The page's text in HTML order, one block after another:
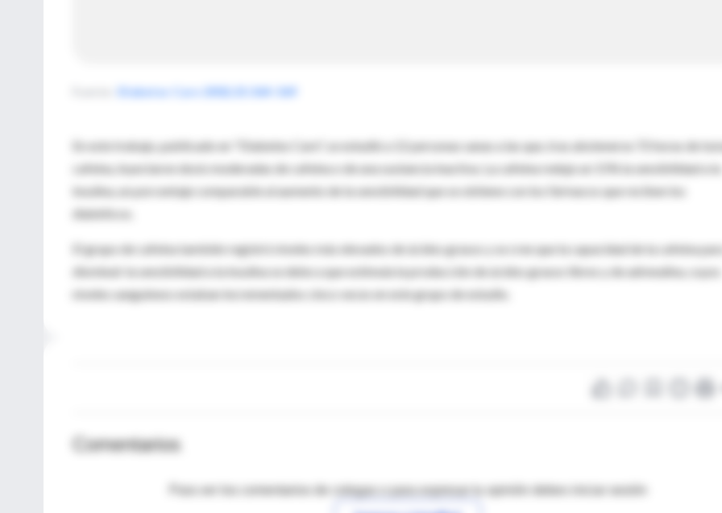
Diabetes Care 2002;25:364-369
En este trabajo, publicado en "Diabetes Care", se estudió a 12 personas sanas a las que, tras abstenerse 72 horas de
cafeína, inyectaron dosis moderadas de cafeína o de una sustancia inactiva. La cafeína redujo un 15% la sensibilidad a la
insulina, un porcentaje comparable al aumento de la sensibilidad que se obtiene con los fármacos que reciben los
diabéticos.
El grupo de cafeína también registró niveles más elevados de ácidos grasos y se cree que la capacidad de la cafeína
disminuir la sensibilidad a la insulina se debe a que estimula la producción de ácidos grasos libres y de adrenalina, cuyos
niveles sanguíneos estaban incrementados cinco veces en este grupo de estudio.
Comentarios
Para ver los comentarios de colegas o para expresar tu opinión debes iniciar sesión